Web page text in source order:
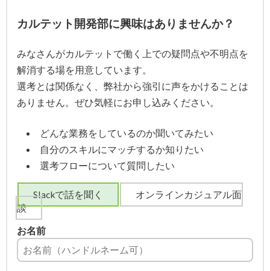
カルテット開発部に興味はありませんか？
みなさんがカルテットで働く上での疑問点や不明点を
解消する場を用意しています。
選考とは関係なく、弊社から強引に声をかけることは
ありません。ぜひ気軽にお申し込みください。
どんな業務をしているのか聞いてみたい
自分のスキルにマッチするか知りたい
選考フローについて質問したい
Slackで話を聞く
オンラインカジュアル面
談
お名前